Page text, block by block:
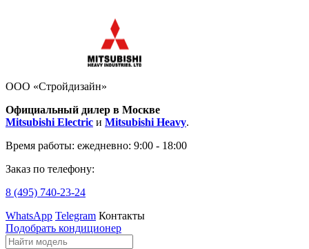
ООО «Стройдизайн»
Официальный дилер в Москве
Mitsubishi Electric и Mitsubishi Heavy.
Время работы: ежедневно: 9:00 - 18:00
Заказ по телефону:
8 (495) 740-23-24
WhatsApp Telegram Контакты
Подобрать кондиционер